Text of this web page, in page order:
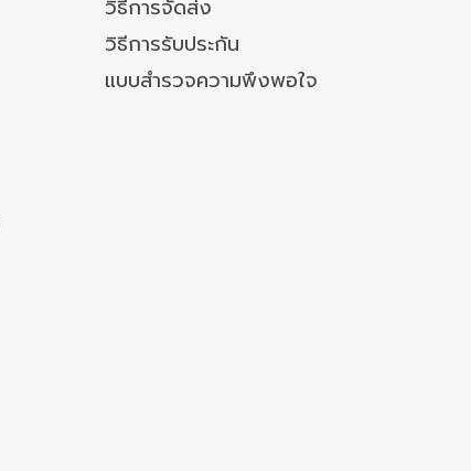
วิธีการจัดส่ง
วิธีการรับประกัน
แบบสำรวจความพึงพอใจ